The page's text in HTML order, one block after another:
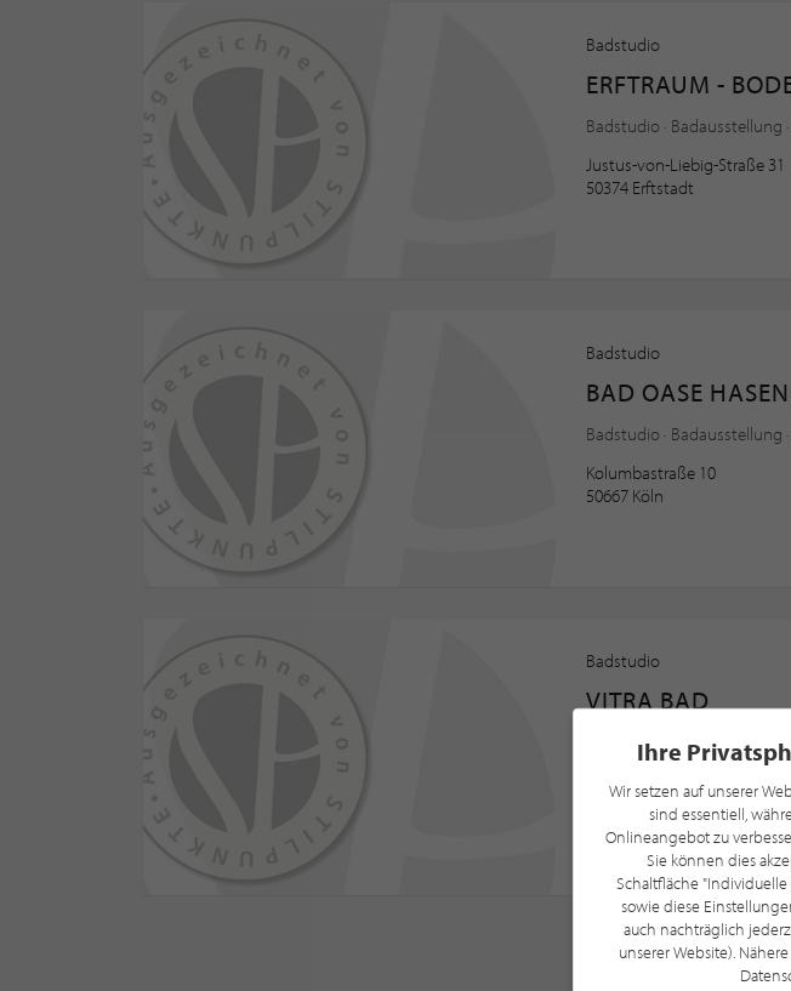
Badstudio
ERFTRAUM -
Badstudio · Badausstellung
Justus-von-Liebig-Straße 31
50374 Erftstadt
Badstudio
BAD OASE
Badstudio · Badausstellung
Kolumbastraße 10
50667 Köln
Badstudio
VITRA BAD
Badstudio · Badausstellung
Agrippinawerft 24
50678 Köln
Ihre
Wir setzen auf unserer
sind essentiell,
Onlineangebot zu
Sie können dies
Schaltfläche
sowie diese
auch nachträglich
unserer Website).